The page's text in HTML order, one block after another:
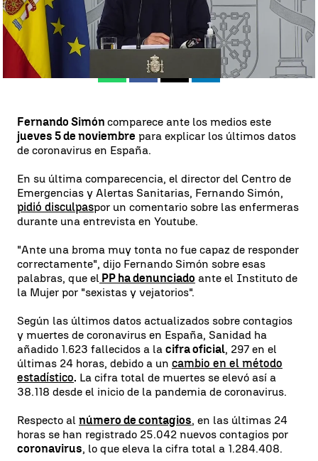
Antena 3 Noticias
Publicado:
05 de noviembre de 2020, 18:21
WhatsappFacebook Linkedin
Fernando Simón comparece ante los medios este
jueves 5 de noviembre para explicar los últimos datos
de coronavirus en España.
En su última comparecencia, el director del Centro de
Emergencias y Alertas Sanitarias, Fernando Simón,
pidió disculpaspor un comentario sobre las enfermeras
durante una entrevista en Youtube.
"Ante una broma muy tonta no fue capaz de responder
correctamente", dijo Fernando Simón sobre esas
palabras, que el PP ha denunciado ante el Instituto de
la Mujer por "sexistas y vejatorios".
Según las últimos datos actualizados sobre contagios
y muertes de coronavirus en España, Sanidad ha
añadido 1.623 fallecidos a la cifra oficial, 297 en el
últimas 24 horas, debido a un cambio en el método
estadístico. La cifra total de muertes se elevó así a
38.118 desde el inicio de la pandemia de coronavirus.
Respecto al número de contagios, en las últimas 24
horas se han registrado 25.042 nuevos contagios por
coronavirus, lo que eleva la cifra total a 1.284.408.